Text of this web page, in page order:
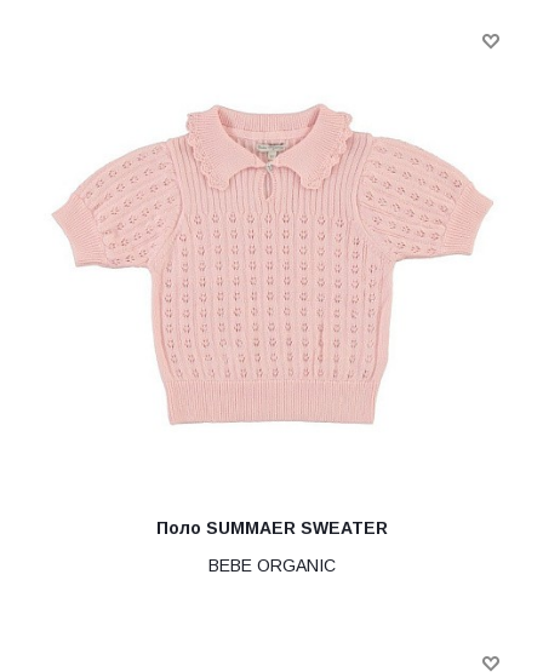
Поло SUMMAER SWEATER
BEBE ORGANIC